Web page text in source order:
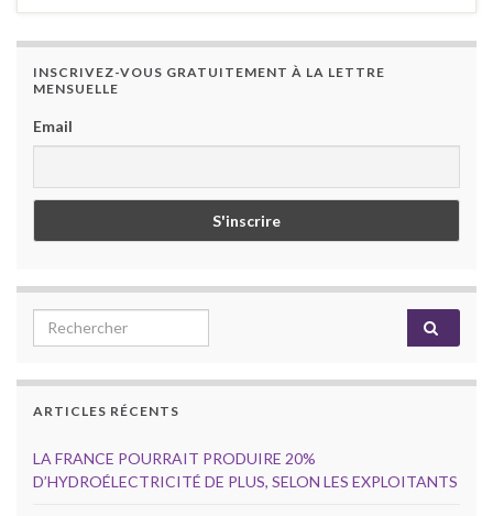
INSCRIVEZ-VOUS GRATUITEMENT À LA LETTRE
MENSUELLE
Email
Search for:
ARTICLES RÉCENTS
LA FRANCE POURRAIT PRODUIRE 20%
D’HYDROÉLECTRICITÉ DE PLUS, SELON LES EXPLOITANTS